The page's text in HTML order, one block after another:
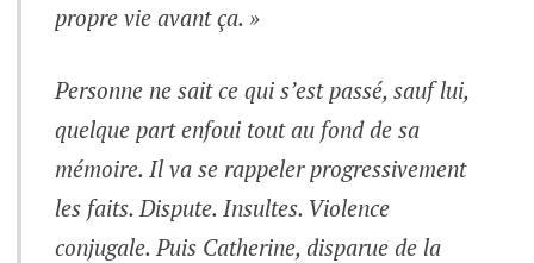
propre vie avant ça. »
Personne ne sait ce qui s’est passé, sauf lui,
quelque part enfoui tout au fond de sa
mémoire. Il va se rappeler progressivement
les faits. Dispute. Insultes. Violence
conjugale. Puis Catherine, disparue de la